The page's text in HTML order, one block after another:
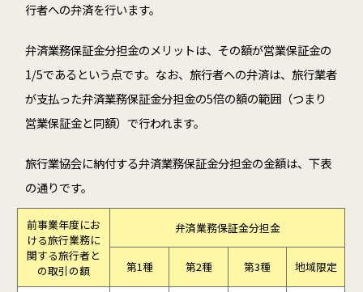
行者への弁済を行います。
弁済業務保証金分担金のメリットは、その額が営業保証金の
1/5であるという点です。なお、旅行者への弁済は、旅行業者
が支払った弁済業務保証金分担金の5倍の額の範囲（つまり
営業保証金と同額）で行われます。
旅行業協会に納付する弁済業務保証金分担金の金額は、下表
の通りです。
前事業年度にお
ける旅行業務に
関する旅行者と
の取引の額
弁済業務保証金分担金
第1種 第2種 第3種 地域限定